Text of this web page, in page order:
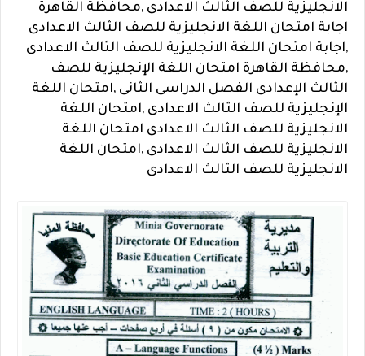
الانجليزية للصف الثالث الاعدادى ,محافظة القاهرة
اجابة امتحان اللغة الانجليزية للصف الثالث الاعدادى
,اجابة امتحان اللغة الانجليزية للصف الثالث الاعدادى
,محافظة القاهرة امتحان اللغة الإنجليزية للصف
الثالث الإعدادى الفصل الدراسى الثانى ,امتحان اللغة
الإنجليزية للصف الثالث الاعدادى ,امتحان اللغة
الانجليزية للصف الثالث الاعدادى امتحان اللغة
الانجليزية للصف الثالث الاعدادى ,امتحان اللغة
الانجليزية للصف الثالث الاعدادى